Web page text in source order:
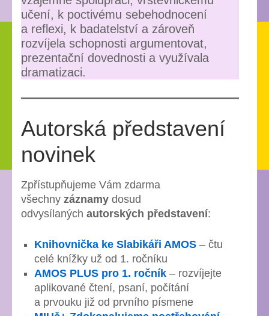
učení, k poctivému sebehodnocení
a reflexi, k badatelství a zároveň
rozvíjela schopnosti argumentovat,
prezentační dovednosti a využívala
dramatizaci.
Autorská představení
novinek
Zpřístupňujeme Vám zdarma
všechny záznamy dosud
odvysílaných autorských představení:
Knihovnička ke Slabikáři AMOS – čtu
celé knížky už od 1. ročníku
AMOS PLUS pro 1. ročník – rozvíjejte
aplikované čtení, psaní, počítání
a prvouku již od prvního písmene